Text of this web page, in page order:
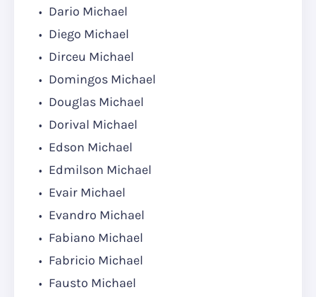
Dario Michael
Diego Michael
Dirceu Michael
Domingos Michael
Douglas Michael
Dorival Michael
Edson Michael
Edmilson Michael
Evair Michael
Evandro Michael
Fabiano Michael
Fabricio Michael
Fausto Michael